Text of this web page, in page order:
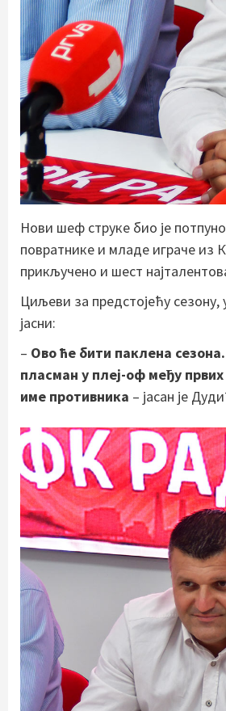
Нови шеф струке био је
повратнике и младе играче из
прикључено и шест
Циљеви за предстојећу сезону,
јасни:
– Ово ће бити паклена
пласман у плеј-оф међу
име противника – јасан је